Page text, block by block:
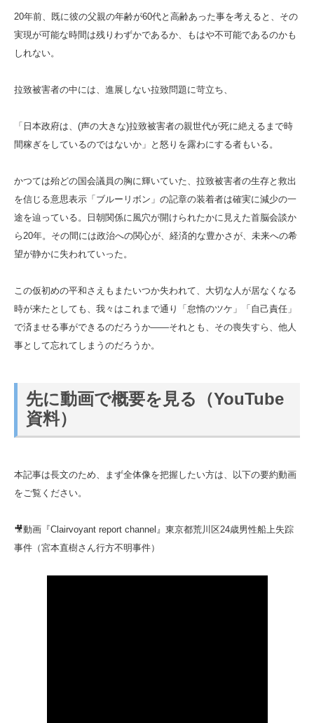
20年前、既に彼の父親の年齢が60代と高齢あった事を考えると、その
実現が可能な時間は残りわずかであるか、もはや不可能であるのかも
しれない。
拉致被害者の中には、進展しない拉致問題に苛立ち、
「日本政府は、(声の大きな)拉致被害者の親世代が死に絶えるまで時
間稼ぎをしているのではないか」と怒りを露わにする者もいる。
かつては殆どの国会議員の胸に輝いていた、拉致被害者の生存と救出
を信じる意思表示「ブルーリボン」の記章の装着者は確実に減少の一
途を辿っている。日朝関係に風穴が開けられたかに見えた首脳会談か
ら20年。その間には政治への関心が、経済的な豊かさが、未来への希
望が静かに失われていった。
この仮初めの平和さえもまたいつか失われて、大切な人が居なくなる
時が来たとしても、我々はこれまで通り「怠惰のツケ」「自己責任」
で済ませる事ができるのだろうか――それとも、その喪失すら、他人
事として忘れてしまうのだろうか。
先に動画で概要を見る（YouTube
資料）
本記事は長文のため、まず全体像を把握したい方は、以下の要約動画
をご覧ください。
🎥動画『Clairvoyant report channel』東京都荒川区24歳男性船上失踪
事件（宮本直樹さん行方不明事件）